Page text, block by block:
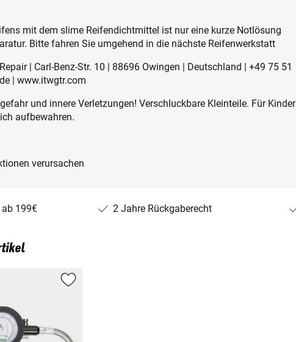
mit dem slime Reifendichtmittel ist nur eine kurze Notlösung
Bitte fahren Sie umgehend in die nächste Reifenwerkstatt
| Carl-Benz-Str. 10 | 88696 Owingen | Deutschland | +49 75 51
| www.itwgtr.com
und innere Verletzungen! Verschluckbare Kleinteile. Für Kinder
aufbewahren.
verursachen
199€ 2 Jahre Rückgaberecht